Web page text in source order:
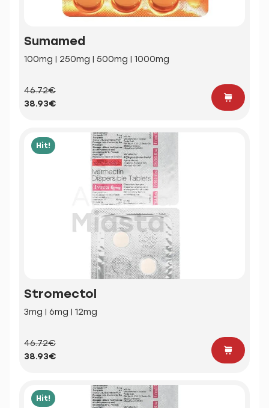
Sumamed
100mg | 250mg | 500mg | 1000mg
46.72€
38.93€
Hit!
Stromectol
3mg | 6mg | 12mg
46.72€
38.93€
Hit!